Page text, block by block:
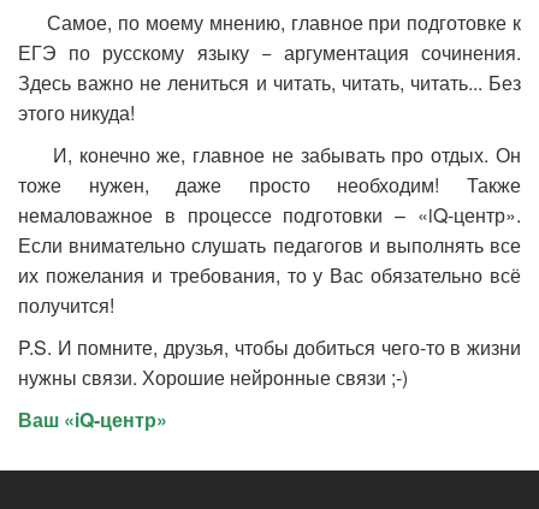
Самое, по моему мнению, главное при подготовке к
ЕГЭ по русскому языку − аргументация сочинения.
Здесь важно не лениться и читать, читать, читать... Без
этого никуда!
И, конечно же, главное не забывать про отдых. Он
тоже нужен, даже просто необходим! Также
немаловажное в процессе подготовки – «iQ-центр».
Если внимательно слушать педагогов и выполнять все
их пожелания и требования, то у Вас обязательно всё
получится!
P.S. И помните, друзья, чтобы добиться чего-то в жизни
нужны связи. Хорошие нейронные связи ;-)
Ваш «iQ-центр»